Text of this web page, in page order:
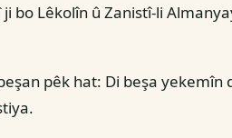
bo Lêkolîn û Zanistî-li
pêk hat: Di beşa